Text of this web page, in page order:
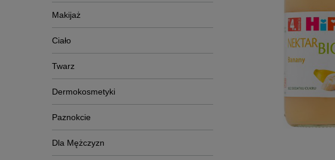
Makijaż
Ciało
Twarz
Dermokosmetyki
Paznokcie
Dla Mężczyzn